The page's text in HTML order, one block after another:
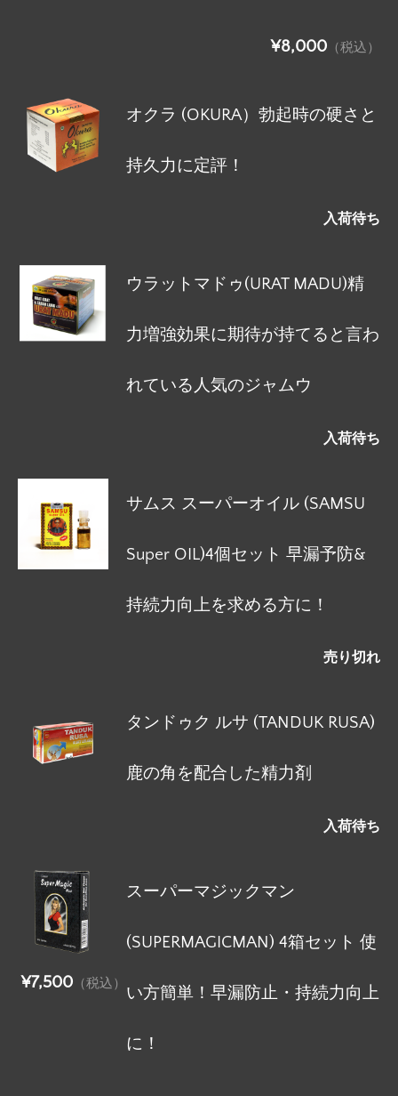
¥8,000 （税込）
オクラ (OKURA）勃起時の硬さと
持久力に定評！
入荷待ち
ウラットマドゥ(URAT MADU)精
力増強効果に期待が持てると言わ
れている人気のジャムウ
入荷待ち
サムス スーパーオイル (SAMSU
Super OIL)4個セット 早漏予防&
持続力向上を求める方に！
売り切れ
タンドゥク ルサ (TANDUK RUSA)
鹿の角を配合した精力剤
入荷待ち
スーパーマジックマン
(SUPERMAGICMAN) 4箱セット 使
い方簡単！早漏防止・持続力向上
に！
¥7,500 （税込）